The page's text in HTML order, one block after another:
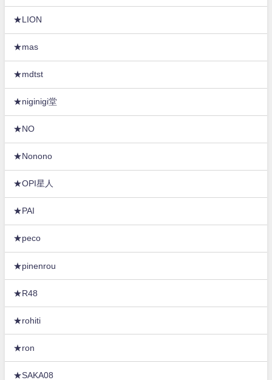
★LION
★mas
★mdtst
★niginigi堂
★NO
★Nonono
★OPI星人
★PAI
★peco
★pinenrou
★R48
★rohiti
★ron
★SAKA08